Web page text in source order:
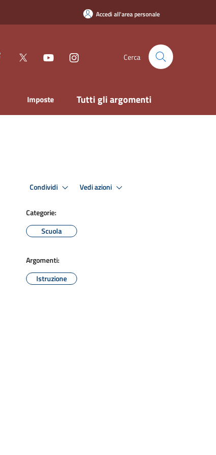
Accedi all'area personale
Cerca
Imposte Tutti gli argomenti
Condividi Vedi azioni
Categorie:
Scuola
Argomenti:
Istruzione